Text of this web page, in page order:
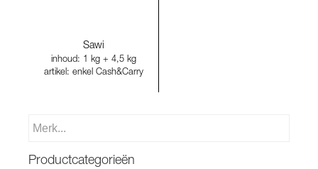
Sawi
inhoud: 1 kg + 4,5 kg
artikel: enkel Cash&Carry
Productcategorieën